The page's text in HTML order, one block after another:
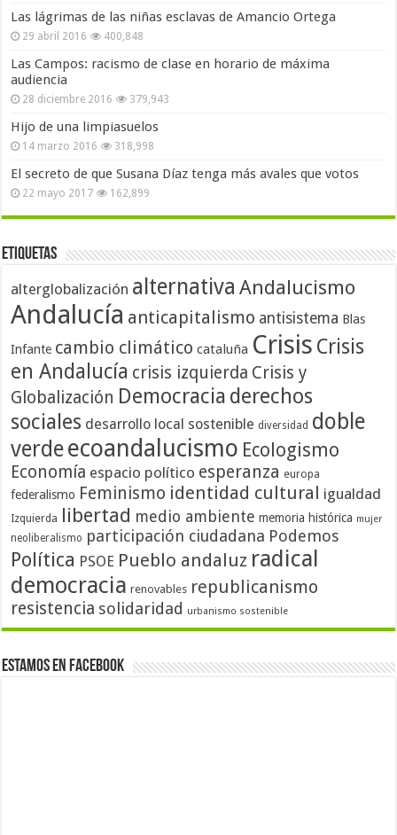
Las lágrimas de las niñas esclavas de Amancio Ortega
29 abril 2016 400,848
Las Campos: racismo de clase en horario de máxima
audiencia
28 diciembre 2016 379,943
Hijo de una limpiasuelos
14 marzo 2016 318,998
El secreto de que Susana Díaz tenga más avales que votos
22 mayo 2017 162,899
Etiquetas
alterglobalización alternativa Andalucismo
Andalucía anticapitalismo antisistema Blas
Infante cambio climático cataluña Crisis Crisis
en Andalucía crisis izquierda Crisis y
Globalización Democracia derechos
sociales desarrollo local sostenible diversidad doble
verdeecoandalucismo Ecologismo
Economía espacio político esperanza europa
federalismo Feminismo identidad cultural igualdad
Izquierda libertad medio ambiente memoria histórica mujer
neoliberalismo participación ciudadana Podemos
Política PSOE Pueblo andaluz radical
democracia renovables republicanismo
resistencia solidaridad urbanismo sostenible
Estamos en Facebook